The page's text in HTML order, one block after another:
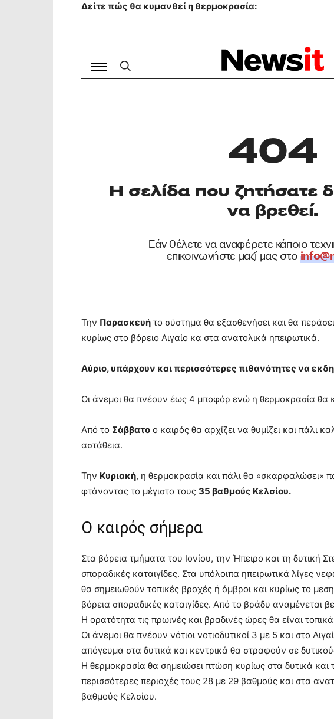
Δείτε πώς θα κυμανθεί η θερμοκρασία:
Την Παρασκευή το σύστημα θα εξασθενήσει και θα
κυρίως στο βόρειο Αιγαίο κα στα ανατολικά ηπειρωτικά.
Αύριο, υπάρχουν και περισσότερες πιθανότητες να
Οι άνεμοι θα πνέουν έως 4 μποφόρ ενώ η θερμοκρασία θα
Από το Σάββατο ο καιρός θα αρχίζει να θυμίζει και πάλι
αστάθεια.
Την Κυριακή, η θερμοκρασία και πάλι θα «σκαρφαλώσει»
φτάνοντας το μέγιστο τους 35 βαθμούς Κελσίου.
Ο καιρός σήμερα
Στα βόρεια τμήματα του Ιονίου, την Ήπειρο και τη δυτική
σποραδικές καταιγίδες. Στα υπόλοιπα ηπειρωτικά λίγες
θα σημειωθούν τοπικές βροχές ή όμβροι και κυρίως το
βόρεια σποραδικές καταιγίδες. Από το βράδυ αναμένεται
Η ορατότητα τις πρωινές και βραδινές ώρες θα είναι
Οι άνεμοι θα πνέουν νότιοι νοτιοδυτικοί 3 με 5 και στο
απόγευμα στα δυτικά και κεντρικά θα στραφούν σε
Η θερμοκρασία θα σημειώσει πτώση κυρίως στα δυτικά και
περισσότερες περιοχές τους 28 με 29 βαθμούς και στα
βαθμούς Κελσίου.